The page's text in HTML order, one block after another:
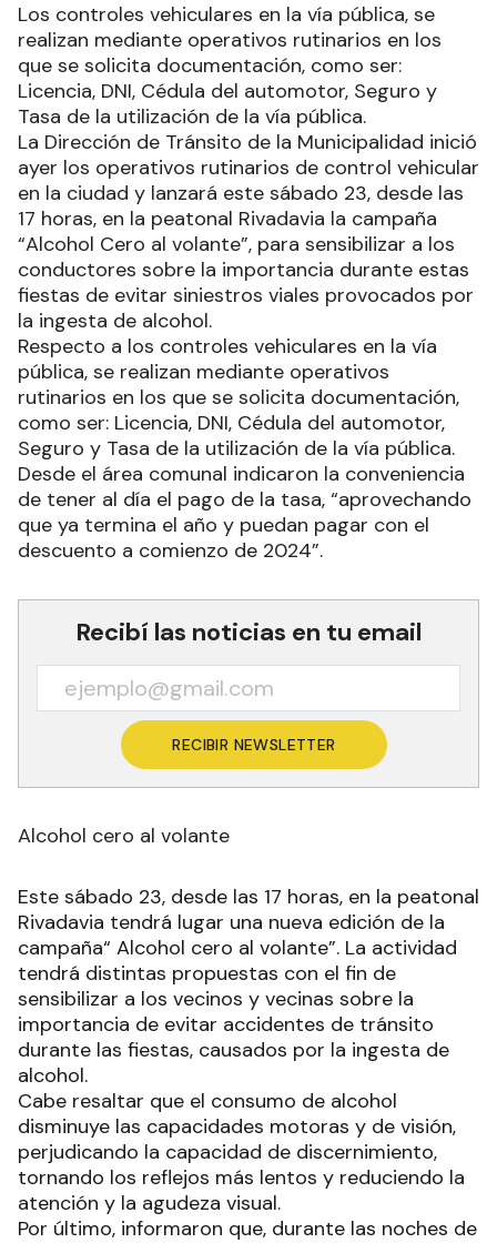
Los controles vehiculares en la vía pública, se
realizan mediante operativos rutinarios en los
que se solicita documentación, como ser:
Licencia, DNI, Cédula del automotor, Seguro y
Tasa de la utilización de la vía pública.
La Dirección de Tránsito de la Municipalidad inició
ayer los operativos rutinarios de control vehicular
en la ciudad y lanzará este sábado 23, desde las
17 horas, en la peatonal Rivadavia la campaña
“Alcohol Cero al volante”, para sensibilizar a los
conductores sobre la importancia durante estas
fiestas de evitar siniestros viales provocados por
la ingesta de alcohol.
Respecto a los controles vehiculares en la vía
pública, se realizan mediante operativos
rutinarios en los que se solicita documentación,
como ser: Licencia, DNI, Cédula del automotor,
Seguro y Tasa de la utilización de la vía pública.
Desde el área comunal indicaron la conveniencia
de tener al día el pago de la tasa, “aprovechando
que ya termina el año y puedan pagar con el
descuento a comienzo de 2024”.
Recibí las noticias en tu email
RECIBIR NEWSLETTER
Alcohol cero al volante
Este sábado 23, desde las 17 horas, en la peatonal
Rivadavia tendrá lugar una nueva edición de la
campaña“ Alcohol cero al volante”. La actividad
tendrá distintas propuestas con el fin de
sensibilizar a los vecinos y vecinas sobre la
importancia de evitar accidentes de tránsito
durante las fiestas, causados por la ingesta de
alcohol.
Cabe resaltar que el consumo de alcohol
disminuye las capacidades motoras y de visión,
perjudicando la capacidad de discernimiento,
tornando los reflejos más lentos y reduciendo la
atención y la agudeza visual.
Por último, informaron que, durante las noches de